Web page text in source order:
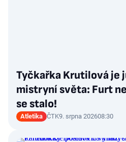
Tyčkařka Krutilová je
mistryní světa: Furt
se stalo!
Atletika ČTK9. srpna 202608:30